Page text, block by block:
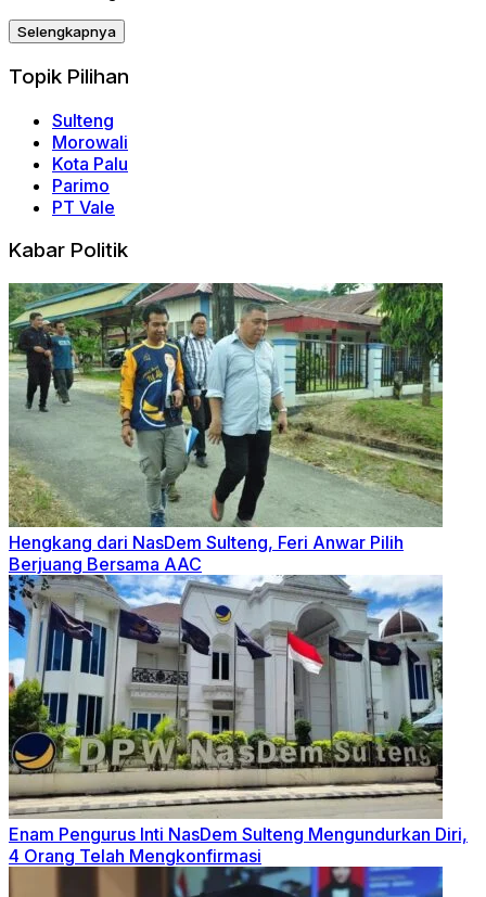
Selengkapnya
Topik Pilihan
Sulteng
Morowali
Kota Palu
Parimo
PT Vale
Kabar Politik
Hengkang dari NasDem Sulteng, Feri Anwar Pilih
Berjuang Bersama AAC
Enam Pengurus Inti NasDem Sulteng Mengundurkan Diri,
4 Orang Telah Mengkonfirmasi